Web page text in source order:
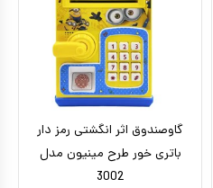
گاوصندوق اثر انگشتی رمز دار
باتری خور طرح مینیون مدل
3002